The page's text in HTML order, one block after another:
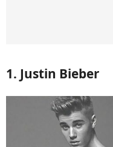
1. Justin Bieber